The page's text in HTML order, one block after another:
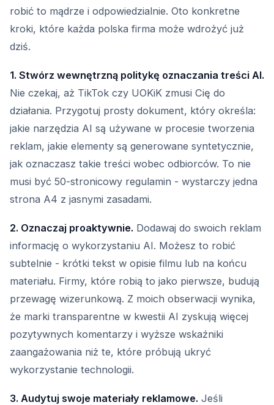
robić to mądrze i odpowiedzialnie. Oto konkretne
kroki, które każda polska firma może wdrożyć już
dziś.
1. Stwórz wewnętrzną politykę oznaczania treści AI.
Nie czekaj, aż TikTok czy UOKiK zmusi Cię do
działania. Przygotuj prosty dokument, który określa:
jakie narzędzia AI są używane w procesie tworzenia
reklam, jakie elementy są generowane syntetycznie,
jak oznaczasz takie treści wobec odbiorców. To nie
musi być 50-stronicowy regulamin - wystarczy jedna
strona A4 z jasnymi zasadami.
2. Oznaczaj proaktywnie. Dodawaj do swoich reklam
informację o wykorzystaniu AI. Możesz to robić
subtelnie - krótki tekst w opisie filmu lub na końcu
materiału. Firmy, które robią to jako pierwsze, budują
przewagę wizerunkową. Z moich obserwacji wynika,
że marki transparentne w kwestii AI zyskują więcej
pozytywnych komentarzy i wyższe wskaźniki
zaangażowania niż te, które próbują ukryć
wykorzystanie technologii.
3. Audytuj swoje materiały reklamowe. Jeśli